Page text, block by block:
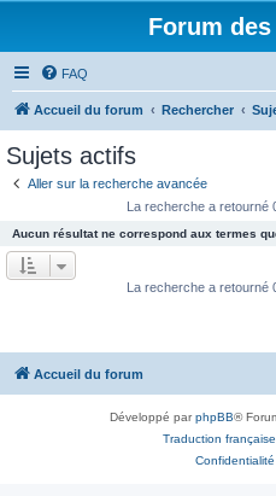
Forum
FAQ
Accueil du forum Rechercher
Sujets actifs
Aller sur la recherche avancée
La recherche a retourné
Aucun résultat ne correspond aux termes
La recherche a retourné
Accueil du forum
Développé parphpBB®
Traduction
Confidentialité